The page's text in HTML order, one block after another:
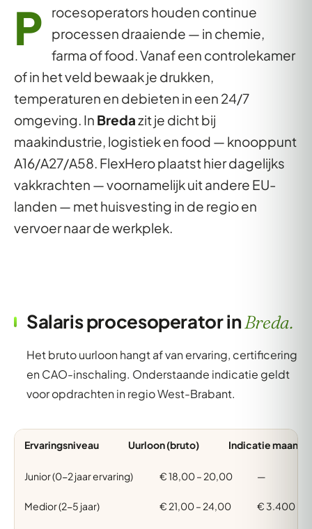
P
rocesoperators houden continue
processen draaiende — in chemie,
farma of food. Vanaf een controlekamer
of in het veld bewaak je drukken,
temperaturen en debieten in een 24/7
omgeving. In Bredazit je dicht bij
maakindustrie, logistiek en food — knooppunt
A16/A27/A58. FlexHero plaatst hier dagelijks
vakkrachten — voornamelijk uit andere EU-
landen — met huisvesting in de regio en
vervoer naar de werkplek.
Salaris procesoperator inBreda.
Het bruto uurloon hangt af van ervaring, certificering
en CAO-inschaling. Onderstaande indicatie geldt
voor opdrachten in regio West-Brabant.
Ervaringsniveau Uurloon (bruto) Indicatie maand
Junior (0-2 jaar ervaring) € 18,00 – 20,00 —
Medior (2-5 jaar) € 21,00 – 24,00 € 3.400 –